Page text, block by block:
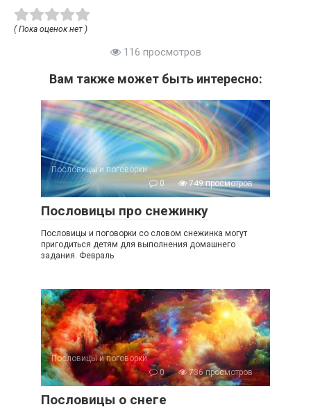
( Пока оценок нет )
116 просмотров
Вам также может быть интересно:
Пословицы и поговорки
0
749 просмотров
Пословицы про снежинку
Пословицы и поговорки со словом снежинка могут
пригодиться детям для выполнения домашнего
задания. Февраль
Пословицы и поговорки
0
736 просмотров
Пословицы о снеге